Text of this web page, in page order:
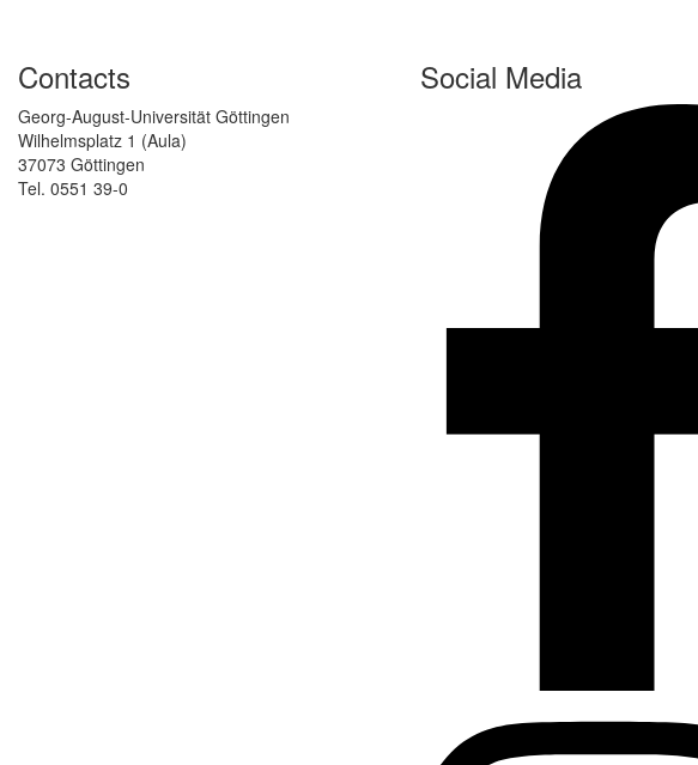
Contacts
Georg-August-Universität Göttingen
Wilhelmsplatz 1 (Aula)
37073 Göttingen
Tel. 0551 39-0
Social Media